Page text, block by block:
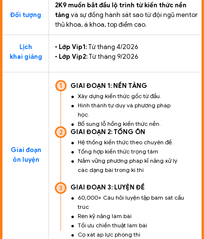
Đối tượng
2K9 muốn bắt đầu lộ trình từ kiến thức nền
tảng và sự đồng hành sát sao từ đội ngũ mentor
thủ khoa, á khoa, top điểm cao.
Giai đoạn
ôn luyện
Xây dựng kiến thức gốc từ đầu.
Hình thành tư duy và phương pháp
học.
Bổ sung lỗ hổng kiến thức nền.
GIAI ĐOẠN 1: NỀN TẢNG
Hệ thống kiến thức theo chuyên đề.
Tổng hợp kiến thức trọng tâm
Nắm vững phương pháp kĩ năng xử lý
các dạng bài trong kì thi
GIAI ĐOẠN 2: TỔNG ÔN
60,000+ Câu hỏi luyện tập bám sát cấu
trúc
Rèn kỹ năng làm bài
Tối ưu chiến thuật làm bài
Cọ xát áp lực phòng thi
GIAI ĐOẠN 3: LUYỆN ĐỀ
1
2
3
Lịch
khai giảng
• Lớp Vip1:Từ tháng 4/2026
• Lớp Vip2:Từ tháng 9/2026